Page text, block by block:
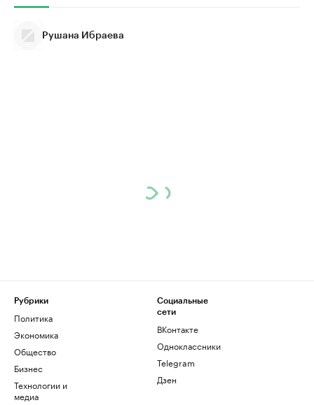
Рушана Ибраева
Рубрики
Политика
Экономика
Общество
Бизнес
Технологии и
медиа
Социальные
сети
ВКонтакте
Одноклассники
Telegram
Дзен